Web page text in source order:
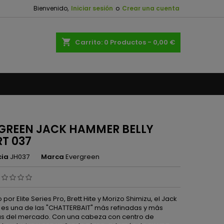
Bienvenido, Iniciar sesión o Crear una cuenta
shopping_cart Carrito: 0 Productos - 0,00 €
JACK HAMMER BELLY
037
JH037 Marca Evergreen
Elite Series Pro, Brett Hite y Morizo ​​Shimizu, el Jack
una de las "CHATTERBAIT" más refinadas y más
del mercado. Con una cabeza con centro de